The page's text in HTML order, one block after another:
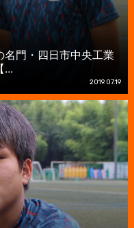
門・四日市中央工業
...
2019.07.19